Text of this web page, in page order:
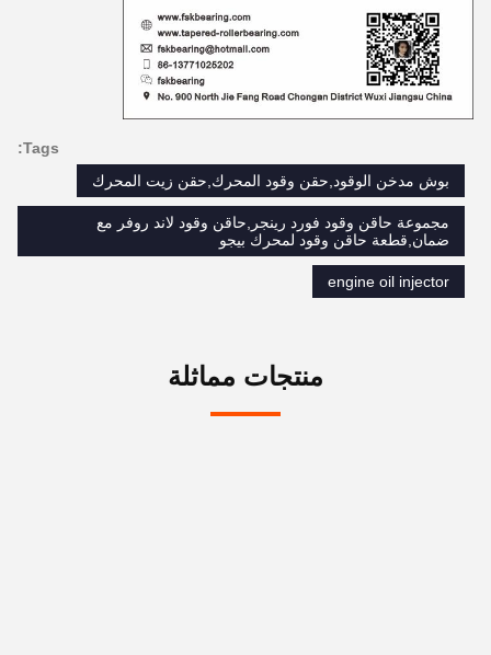
Tags:
بوش مدخن الوقود,حقن وقود المحرك,حقن زيت المحرك
مجموعة حاقن وقود فورد رينجر,حاقن وقود لاند روفر مع
ضمان,قطعة حاقن وقود لمحرك بيجو
engine oil injector
منتجات مماثلة